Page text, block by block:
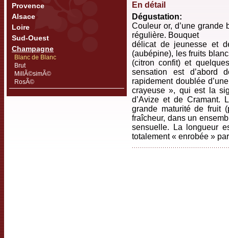
Provence
Alsace
Loire
Sud-Ouest
Champagne
Blanc de Blanc
Brut
MillÃ©simÃ©
RosÃ©
En détail
Dégustation:
Couleur or, d’une grande
régulière. Bouquet
délicat de jeunesse et
(aubépine), les fruits
(citron confit) et
sensation est d’abord
rapidement doublée
crayeuse », qui est la
d’Avize et de Cramant.
grande maturité de fruit
fraîcheur, dans un
sensuelle. La longueur
totalement « enrobée »